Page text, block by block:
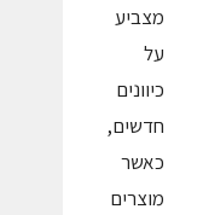
מצביע
על
כיוונים
חדשים,
כאשר
מוצרים